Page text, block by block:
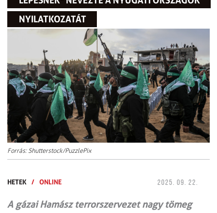
NYILATKOZATÁT
Forrás: Shutterstock/PuzzlePix
HETEK / ONLINE 2025. 09. 22.
A gázai Hamász terrorszervezet nagy tömeg